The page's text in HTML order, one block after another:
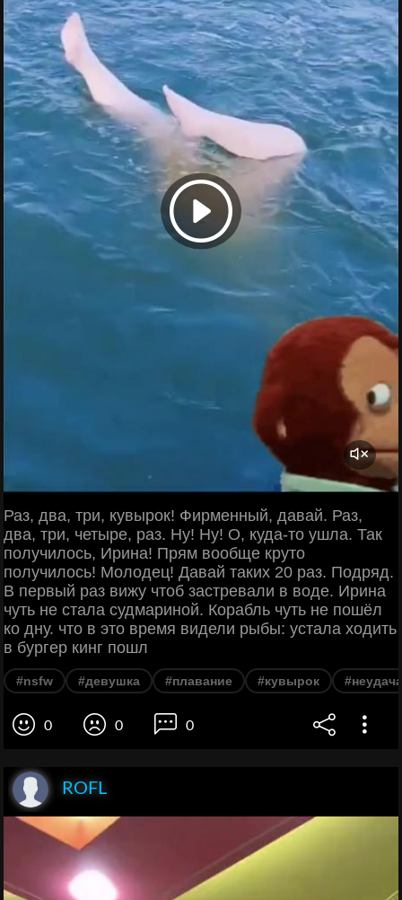
Раз, два, три, кувырок! Фирменный, давай. Раз,
два, три, четыре, раз. Ну! Ну! О, куда-то ушла. Так
получилось, Ирина! Прям вообще круто
получилось! Молодец! Давай таких 20 раз. Подряд.
В первый раз вижу чтоб застревали в воде. Ирина
чуть не стала судмариной. Корабль чуть не пошёл
ко дну. что в это время видели рыбы: устала ходить
в бургер кинг пошл
#nsfw #девушка #плавание #кувырок #неудача
0 0 0
ROFL